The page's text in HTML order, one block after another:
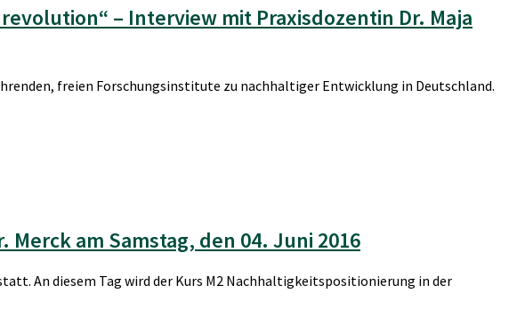
– Interview mit Praxisdozentin Dr. Maja
freien Forschungsinstitute zu nachhaltiger Entwicklung in Deutschland.
am Samstag, den 04. Juni 2016
An diesem Tag wird der Kurs M2 Nachhaltigkeitspositionierung in der